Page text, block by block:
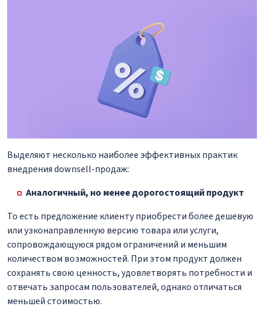
Выделяют несколько наиболее эффективных практик
внедрения downsell-продаж:
Аналогичный, но менее дорогостоящий продукт
То есть предложение клиенту приобрести более дешевую
или узконаправленную версию товара или услуги,
сопровождающуюся рядом ограничений и меньшим
количеством возможностей. При этом продукт должен
сохранять свою ценность, удовлетворять потребности и
отвечать запросам пользователей, однако отличаться
меньшей стоимостью.